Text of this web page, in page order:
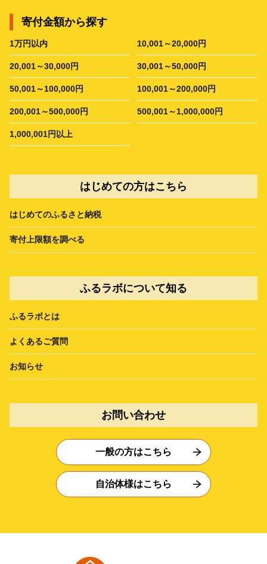
寄付金額から探す
1万円以内 10,001～20,000円
20,001～30,000円 30,001～50,000円
50,001～100,000円 100,001～200,000円
200,001～500,000円 500,001～1,000,000円
1,000,001円以上
はじめての方はこちら
はじめてのふるさと納税
寄付上限額を調べる
ふるラボについて知る
ふるラボとは
よくあるご質問
お知らせ
お問い合わせ
一般の方はこちら
自治体様はこちら